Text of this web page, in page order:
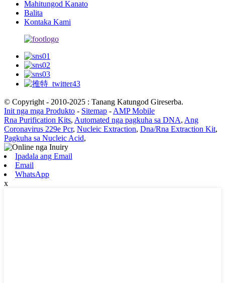
Mahitungod Kanato
Balita
Kontaka Kami
© Copyright - 2010-2025 : Tanang Katungod Gireserba.
Init nga mga Produkto - Sitemap - AMP Mobile
Rna Purification Kits, Automated nga pagkuha sa DNA, Ang
Coronavirus 229e Pcr, Nucleic Extraction, Dna/Rna Extraction Kit,
Pagkuha sa Nucleic Acid,
Ipadala ang Email
Email
WhatsApp
x